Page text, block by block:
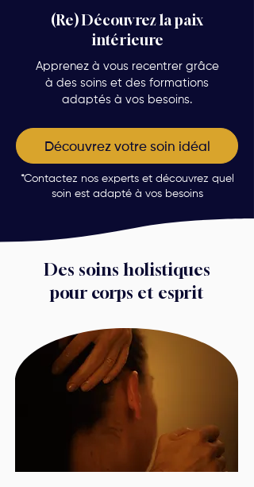
(Re) Découvrez la paix
intérieure
Apprenez à vous recentrer grâce
à des soins et des formations
adaptés à vos besoins.
Découvrez votre soin idéal
*Contactez nos experts et découvrez quel
soin est adapté à vos besoins
Des soins holistiques
pour corps et esprit